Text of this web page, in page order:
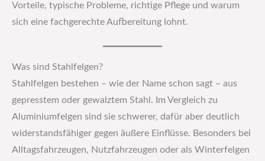
Vorteile, typische Probleme, richtige Pflege und warum
sich eine fachgerechte Aufbereitung lohnt.
Was sind Stahlfelgen?
Stahlfelgen bestehen – wie der Name schon sagt – aus
gepresstem oder gewalztem Stahl. Im Vergleich zu
Aluminiumfelgen sind sie schwerer, dafür aber deutlich
widerstandsfähiger gegen äußere Einflüsse. Besonders bei
Alltagsfahrzeugen, Nutzfahrzeugen oder als Winterfelgen